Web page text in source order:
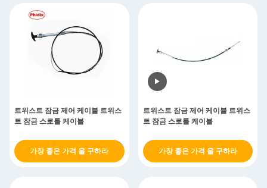
트위스트 잠금 제어 케이블 트위스
트 잠금 스로틀 케이블
가장 좋은 가격 을 구하라
트위스트 잠금 제어 케이블 트위스
트 잠금 스로틀 케이블
가장 좋은 가격 을 구하라